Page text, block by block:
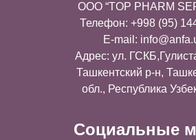
OOO “TOP PHARM
Телефон: +998 (95)
E-mail:
Адрес: ул.
Ташкентский р-н,
обл., Республика
Социальные